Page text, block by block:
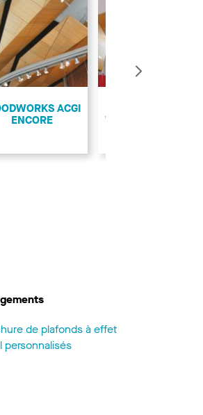
ACGI
ENCORE
WOODWORKS ACGI
de plafonds à effet
personnalisés